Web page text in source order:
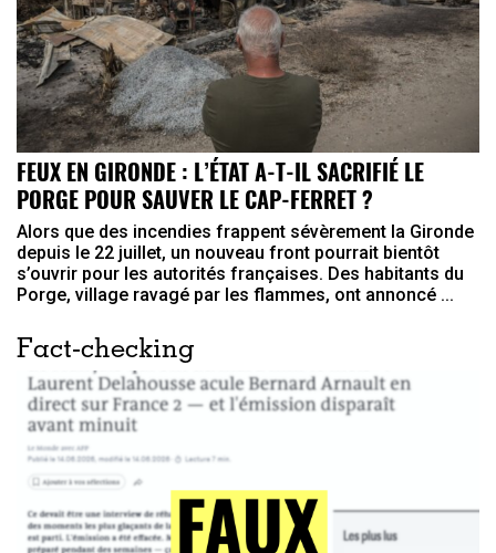
FEUX EN GIRONDE : L’ÉTAT A-T-IL SACRIFIÉ LE
PORGE POUR SAUVER LE CAP-FERRET ?
Alors que des incendies frappent sévèrement la Gironde
depuis le 22 juillet, un nouveau front pourrait bientôt
s’ouvrir pour les autorités françaises. Des habitants du
Porge, village ravagé par les flammes, ont annoncé ...
Fact-checking